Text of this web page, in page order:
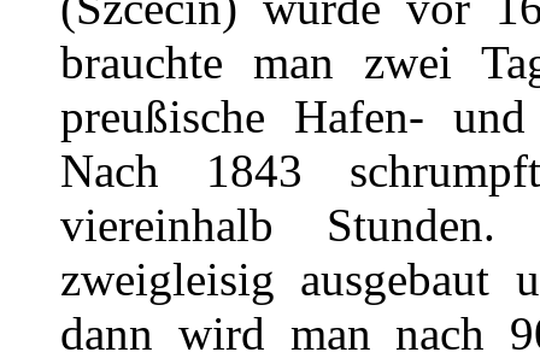
brauchte man zwei
preußische Hafen-
Nach 1843
viereinhalb
zweigleisig ausgebaut
dann wird man nach